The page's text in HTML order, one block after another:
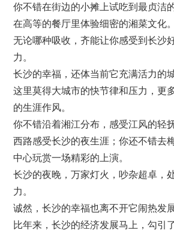
你不错在街边的小摊上试吃到最贞洁
在高等的餐厅里体验细密的湘菜文化。
无论哪种吸收，齐能让你感受到长沙
力。
长沙的幸福，还体当前它充满活力的
这里莫得大城市的快节律和压力，更
的生涯作风。
你不错沿着湘江分布，感受江风的轻
西路感受长沙的夜生涯；你还不错去
中心玩赏一场精彩的上演。
长沙的夜晚，万家灯火，吵杂超卓，
力。
诚然，长沙的幸福也离不开它闹热发
比年来，长沙的经济发展马上，勾引